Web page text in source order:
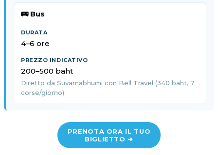
🚌 Bus
4–6 ore
200–500 baht
Diretto da Suvarnabhumi con Bell Travel (340 baht, 7
corse/giorno)
PRENOTA ORA IL TUO
BIGLIETTO ➜